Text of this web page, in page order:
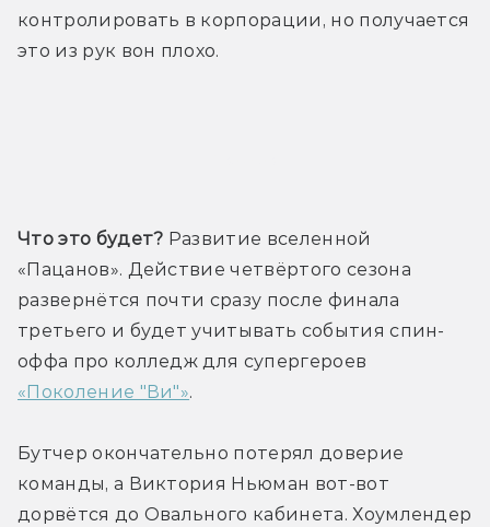
контролировать в корпорации, но получается
это из рук вон плохо.
Что это будет? Развитие вселенной
«Пацанов». Действие четвёртого сезона
развернётся почти сразу после финала
третьего и будет учитывать события спин-
«Поколение "Ви"».
Бутчер окончательно потерял доверие
команды, а Виктория Ньюман вот-вот
дорвётся до Овального кабинета. Хоумлендер